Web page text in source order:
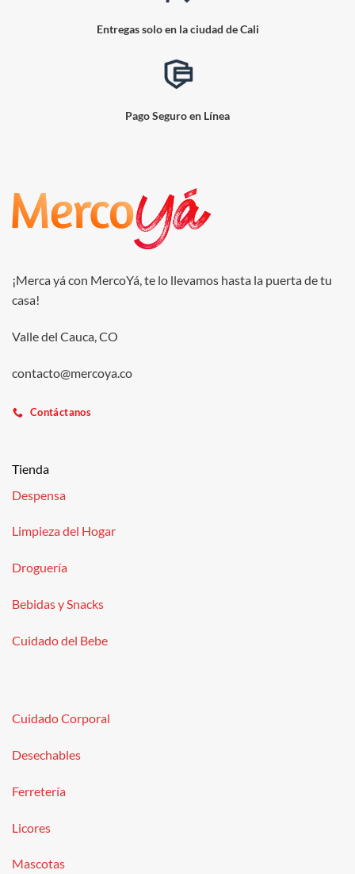
Entregas solo en la ciudad de Cali
Pago Seguro en Línea
¡Merca yá con MercoYá, te lo llevamos hasta la puerta de tu
casa!
Valle del Cauca, CO
contacto@mercoya.co
Contáctanos
Tienda
Despensa
Limpieza del Hogar
Droguería
Bebidas y Snacks
Cuidado del Bebe
Cuidado Corporal
Desechables
Ferretería
Licores
Mascotas